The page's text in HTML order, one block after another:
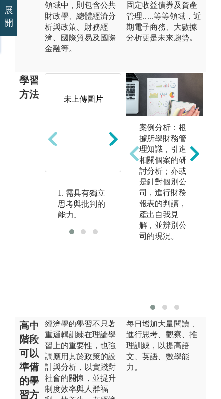
領域中，則包含公共
財政學、總體經濟分
析與政策、財務經
濟、國際貿易及國際
金融等。
固定收益債券及資產
管理......等等領域，近
期電子商務、大數據
分析更是未來趨勢。
學習
方法
未上傳圖片
1. 需具有獨立
思考與批判的
能力。
未上傳圖片
2. 數理推導與
數量分析能
力。
案例分析：根
據所學財務管
理知識，引進
相關個案的研
討分析；亦或
是針對個別公
司，進行財務
報表的判讀，
產出自我見
解，並辨別公
司的現況。
高中
階段
可以
準備
的學
習方
經濟學的學習不只著
重邏輯訓練在理論學
習上的重要性，也強
調應用其於政策的設
計與分析，以實踐對
社會的關懷，並提升
制度效率與人群福
每日增加大量閱讀，
進行思考、觀察、推
理訓綀，以提高語
文、英語、數學能
力。
展
開